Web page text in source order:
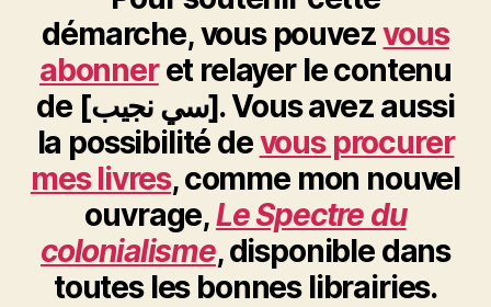
démarche, vous pouvezvous
abonneret relayer le contenu
de [سي نجيب]. Vous avez aussi
la possibilité devous procurer
mes livres, comme mon nouvel
ouvrage,Le Spectre du
colonialisme, disponible dans
toutes les bonnes librairies.